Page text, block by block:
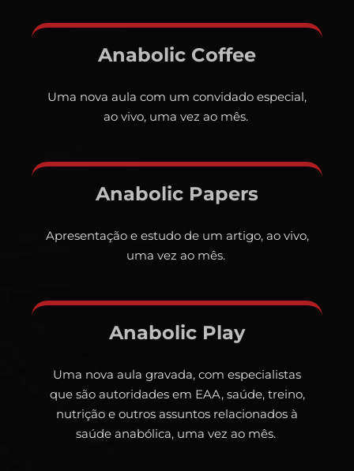
Anabolic Coffee
Uma nova aula com um convidado especial,
ao vivo, uma vez ao mês.
Anabolic Papers
Apresentação e estudo de um artigo, ao vivo,
uma vez ao mês.
Anabolic Play
Uma nova aula gravada, com especialistas
que são autoridades em EAA, saúde, treino,
nutrição e outros assuntos relacionados à
saúde anabólica, uma vez ao mês.